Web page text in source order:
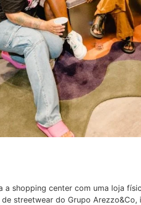
a shopping center com uma loja
streetwear do Grupo Arezzo&Co,